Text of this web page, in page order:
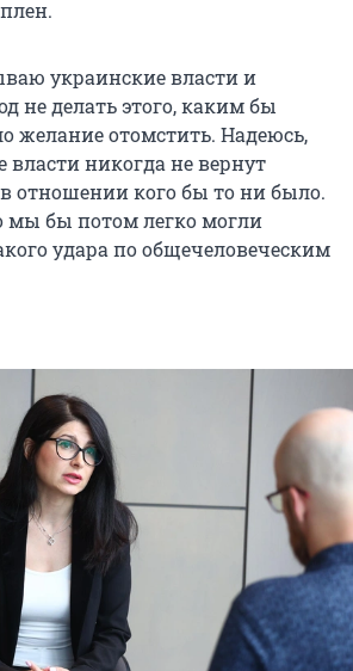
украинские власти и
не делать этого, каким бы
желание отомстить. Надеюсь,
власти никогда не вернут
отношении кого бы то ни было.
мы бы потом легко могли
удара по общечеловеческим